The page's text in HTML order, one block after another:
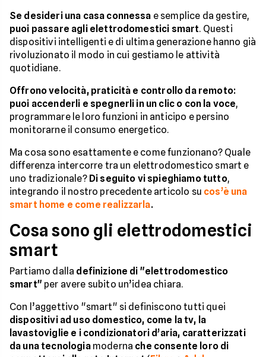
Se desideri una casa connessa e semplice da gestire,
puoi passare agli elettrodomestici smart. Questi
dispositivi intelligenti e di ultima generazione hanno già
rivoluzionato il modo in cui gestiamo le attività
quotidiane.
Offrono velocità, praticità e controllo da remoto:
puoi accenderli e spegnerli in un clic o con la voce,
programmare le loro funzioni in anticipo e persino
monitorarne il consumo energetico.
Ma cosa sono esattamente e come funzionano? Quale
differenza intercorre tra un elettrodomestico smart e
uno tradizionale? Di seguito vi spieghiamo tutto,
integrando il nostro precedente articolo su cos’è una
smart home e come realizzarla.
Cosa sono gli elettrodomestici
smart
Partiamo dalla definizione di "elettrodomestico
smart" per avere subito un’idea chiara.
Con l’aggettivo "smart" si definiscono tutti quei
dispositivi ad uso domestico, come la tv, la
lavastoviglie e i condizionatori d’aria, caratterizzati
da una tecnologiamoderna che consente loro di